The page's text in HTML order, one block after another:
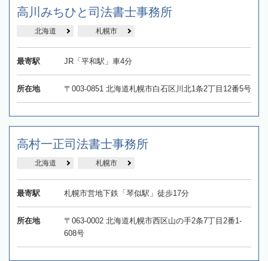
高川みちひと司法書士事務所
北海道 札幌市
最寄駅 JR「平和駅」車4分
所在地 〒003-0851 北海道札幌市白石区川北1条2丁目12番5号
高村一正司法書士事務所
北海道 札幌市
最寄駅 札幌市営地下鉄「琴似駅」徒歩17分
所在地
〒063-0002 北海道札幌市西区山の手2条7丁目2番1-
608号